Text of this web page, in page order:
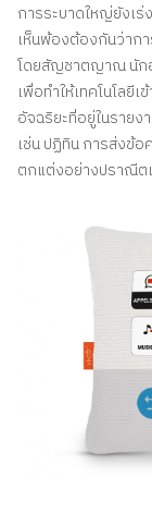
การระบาดใหญ่ยังเร่
เห็นพ้องต้องกันว่าก
โดยสัญชาตญาณ นัก
เพื่อทำให้เทคโนโล
อัจฉริยะที่อยู่ในรายง
เช่น ปฏิทิน การส่งข้
ตกแต่งอย่างปราณีต